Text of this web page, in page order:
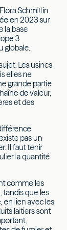
Schmitlin
en 2023 sur
la base
3
globale.
Les usines
elles ne
grande partie
de valeur,
et des
pas un
Il faut tenir
la quantité
comme les
tandis que les
en lien avec les
laitiers sont